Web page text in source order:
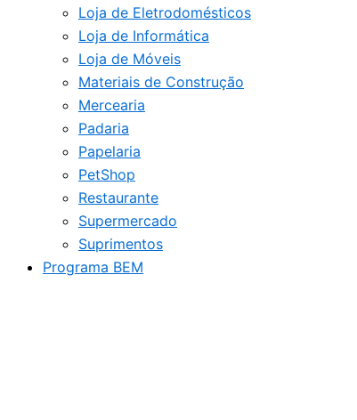
Loja de Eletrodomésticos
Loja de Informática
Loja de Móveis
Materiais de Construção
Mercearia
Padaria
Papelaria
PetShop
Restaurante
Supermercado
Suprimentos
Programa BEM